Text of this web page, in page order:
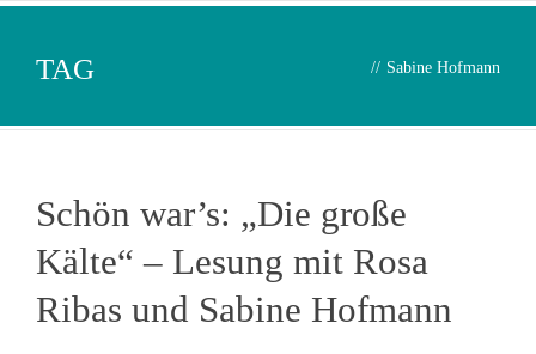
TAG // Sabine Hofmann
Schön war’s: „Die große
Kälte“ – Lesung mit Rosa
Ribas und Sabine Hofmann